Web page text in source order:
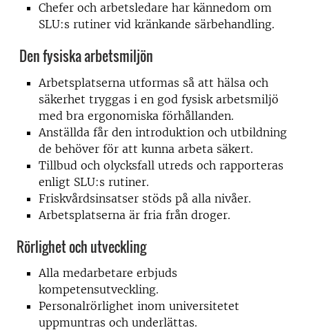
Chefer och arbetsledare har kännedom om
SLU:s rutiner vid kränkande särbehandling.
Den fysiska arbetsmiljön
Arbetsplatserna utformas så att hälsa och
säkerhet tryggas i en god fysisk arbetsmiljö
med bra ergonomiska förhållanden.
Anställda får den introduktion och utbildning
de behöver för att kunna arbeta säkert.
Tillbud och olycksfall utreds och rapporteras
enligt SLU:s rutiner.
Friskvårdsinsatser stöds på alla nivåer.
Arbetsplatserna är fria från droger.
Rörlighet och utveckling
Alla medarbetare erbjuds
kompetensutveckling.
Personalrörlighet inom universitetet
uppmuntras och underlättas.